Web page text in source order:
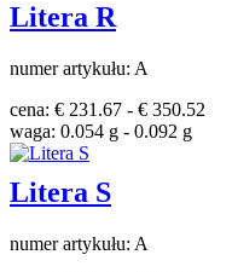
Litera R
numer artykułu: A
cena: € 231.67 - € 350.52
waga: 0.054 g - 0.092 g
Litera S
numer artykułu: A